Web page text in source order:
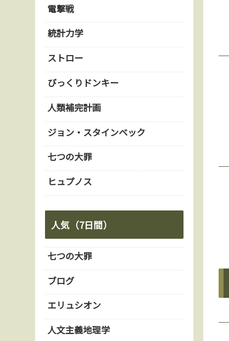
電撃戦
統計力学
ストロー
びっくりドンキー
人類補完計画
ジョン・スタインベック
七つの大罪
ヒュプノス
人気（7日間）
七つの大罪
ブログ
エリュシオン
人文主義地理学